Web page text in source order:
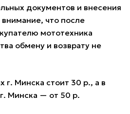
документов и внесения
что после
мототехника
обмену и возврату не
г. Минска стоит 30 р., а в
Минска — от 50 р.